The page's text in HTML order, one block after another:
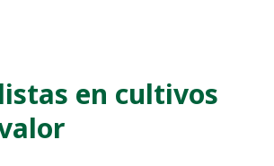
en cultivos